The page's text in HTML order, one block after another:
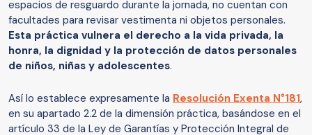
espacios de resguardo durante la jornada, no cuentan con
facultades para revisar vestimenta ni objetos personales.
Esta práctica vulnera el derecho a la vida privada, la
honra, la dignidad y la protección de datos personales
de niños, niñas y adolescentes.
Así lo establece expresamente la Resolución Exenta N°181,
en su apartado 2.2 de la dimensión práctica, basándose en el
artículo 33 de la Ley de Garantías y Protección Integral de